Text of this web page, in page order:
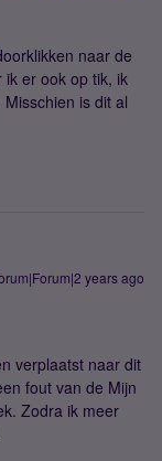
naar de
ik er ook op tik, ik
is dit al
years ago
verplaatst naar dit
fout van de Mijn
Zodra ik meer